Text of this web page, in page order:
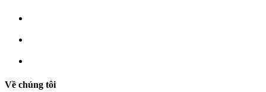
Về chúng tôi